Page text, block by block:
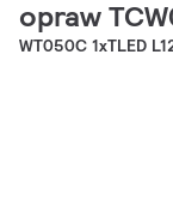
opraw
WT050C 1xTLED